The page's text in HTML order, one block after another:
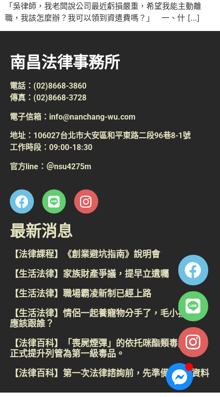
「吳律師，我老闆說公司最近虧損嚴重，希望我能主動離
職，我該怎麼辦？我可以領到資遣費嗎？」 一、什 […]
南昌法律事務所
電話：(02)8668-3860
傳真：(02)8668-3728
電子信箱：info@nanchang-wu.com
地址：106027台北市大安區和平東路二段96巷8-1號
工作時段：09:00-18:30
官方line：＠nsu4275m
最新消息
【法律課程】《創業避坑指南》說明會
【生活法律】家族財產爭議，提早立遺囑
【生活法律】職場霸凌新制已經上路
【生活法律】情侶一起養寵物分手了，毛小孩到底
應該跟誰？
【法律百科】「喪屍煙彈」的依托咪酯類毒品，已
正式提升列管為第一級毒品。
【法律百科】第一次法律諮詢前，先準備這4類資料